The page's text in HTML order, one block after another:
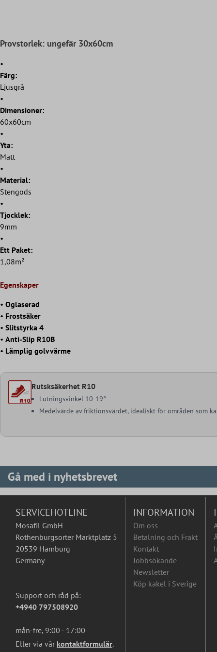
Provstorlek: ungefär 30x60cm
•
Färg:
Ljusgrå
•
Dimensioner:
60x60cm
•
Yta:
Matt
•
Material:
Stengods
•
Tjocklek:
9mm
•
Ett Paket:
1,08m²
Egenskaper
• Oglaserad
• Frostsäker
• Slitstyrka 4
• Anti-Slip R10B
• Lämplig golvvärme
Rutsksäkerhet R10
Lutningsvinkel 10-19°
Medelvärde av friktionsvärdet, idealiskt för områden som
Gå med i nyhetsbrevet
SERVICEHOTLINE
Mosafil GmbH
Rothenburgsorter Marktplatz 5
20539 Hamburg
Germany
Support och råd på:
+4940 797508920
mån-fre, 9:00 - 17:00
Eller via vår kontaktformulär.
INFORMATION
Om oss
Betalning och Frakt
Kontakt
Jobbsökande
Newsletter
Köp kakel i Sverige